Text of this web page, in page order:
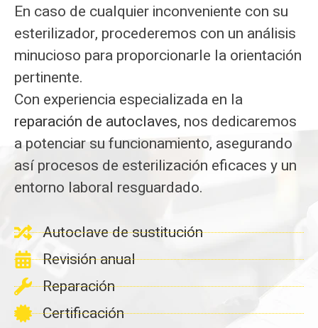
En caso de cualquier inconveniente con su
esterilizador, procederemos con un análisis
minucioso para proporcionarle la orientación
pertinente.
Con experiencia especializada en la
reparación de autoclaves, nos dedicaremos
a potenciar su funcionamiento, asegurando
así procesos de esterilización eficaces y un
entorno laboral resguardado.
Autoclave de sustitución
Revisión anual
Reparación
Certificación